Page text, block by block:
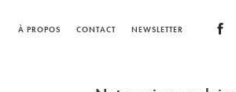
À PROPOS CONTACT NEWSLETTER